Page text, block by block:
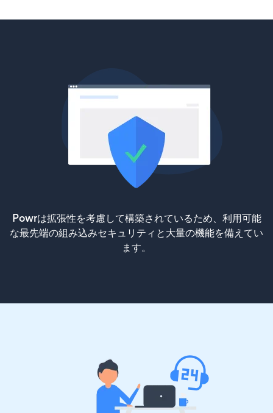
Powrは拡張性を考慮して構築されているため、利用可能
な最先端の組み込みセキュリティと大量の機能を備えてい
ます。